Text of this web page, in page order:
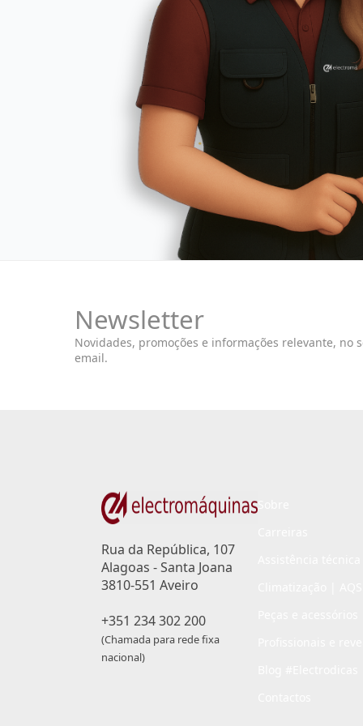
Newsletter
Novidades, promoções e informações relevante, no
email.
Rua da República, 107
Alagoas - Santa Joana
3810-551 Aveiro
+351 234 302 200
(Chamada para rede fixa
nacional)